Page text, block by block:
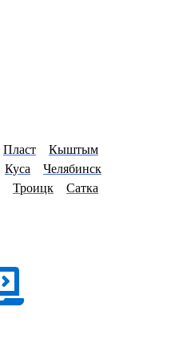
Пласт
Кыштым
Куса
Челябинск
Троицк Сатка